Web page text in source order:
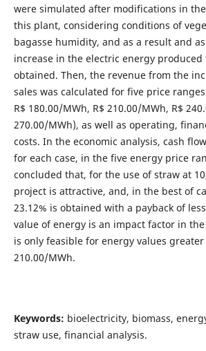
were simulated after modifications in
this plant, considering conditions of
bagasse humidity, and as a result and
increase in the electric energy produced
obtained. Then, the revenue from the
sales was calculated for five price
R$ 180.00/MWh, R$ 210.00/MWh, R$
270.00/MWh), as well as operating,
costs. In the economic analysis, cash
for each case, in the five energy price
concluded that, for the use of straw at
project is attractive, and, in the best of
23.12% is obtained with a payback of
value of energy is an impact factor in
is only feasible for energy values greater
210.00/MWh.
Keywords: bioelectricity, biomass,
straw use, financial analysis.